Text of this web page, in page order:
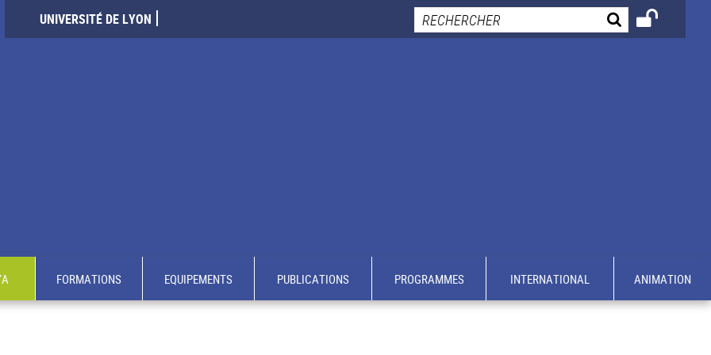
UNIVERSITÉ DE LYON
FORMATIONS EQUIPEMENTS PUBLICATIONS PROGRAMMES INTERNATIONAL ANIMATION